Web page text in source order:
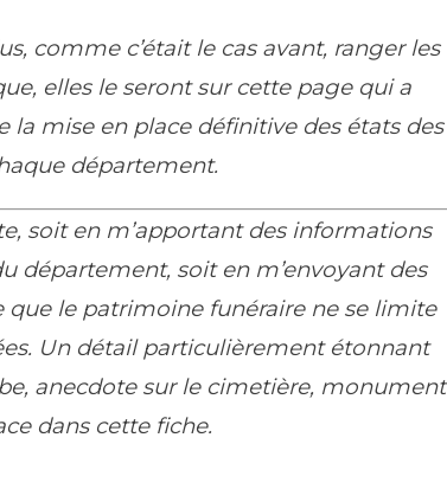
comme c’était le cas avant, ranger les
elles le seront sur cette page qui a
la mise en place définitive des états des
département.
soit en m’apportant des informations
département, soit en m’envoyant des
que le patrimoine funéraire ne se limite
Un détail particulièrement étonnant
anecdote sur le cimetière, monument
dans cette fiche.